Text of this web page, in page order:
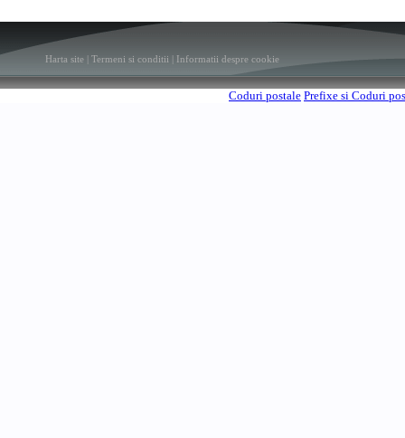
Harta site Termeni si conditii Informatii despre cookie
Coduri postale Prefixe si Coduri